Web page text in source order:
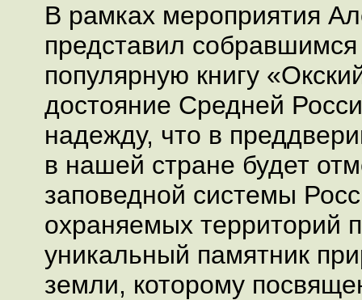
В рамках мероприятия
представил
популярную книгу
достояние Средней
надежду, что в
в нашей стране будет
заповедной системы
охраняемых территорий
уникальный памятник
земли, которому